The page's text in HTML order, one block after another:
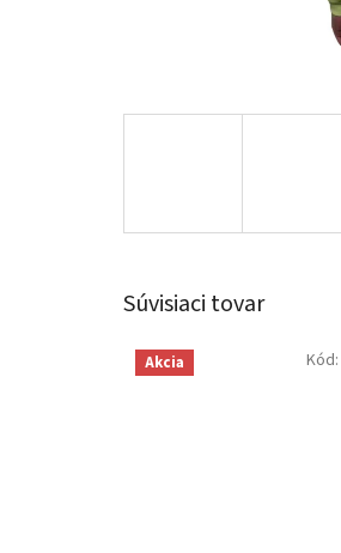
Súvisiaci tovar
Akcia Kód: